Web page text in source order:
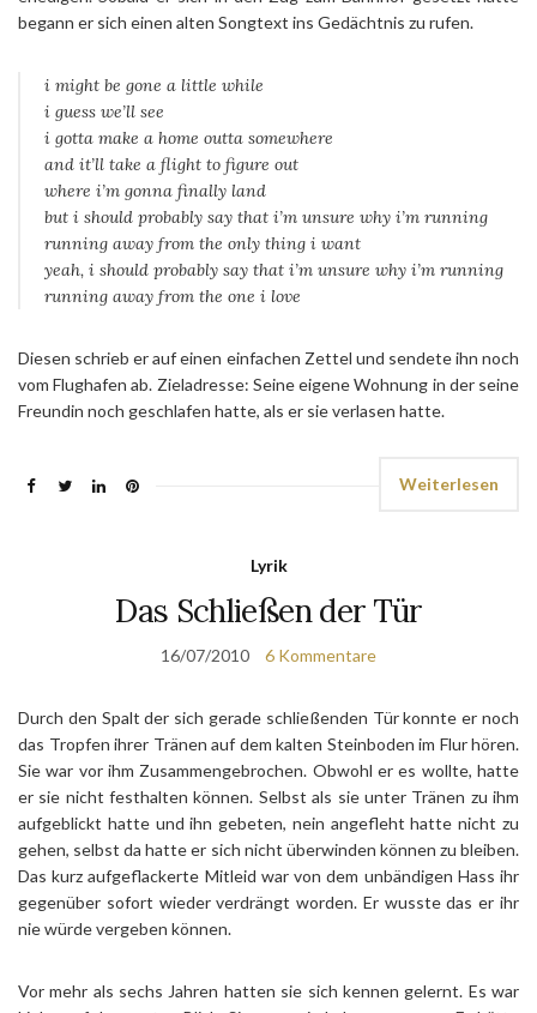
begann er sich einen alten Songtext ins Gedächtnis zu rufen.
i might be gone a little while
i guess we’ll see
i gotta make a home outta somewhere
and it’ll take a flight to figure out
where i’m gonna finally land
but i should probably say that i’m unsure why i’m running
running away from the only thing i want
yeah, i should probably say that i’m unsure why i’m running
running away from the one i love
Diesen schrieb er auf einen einfachen Zettel und sendete ihn noch
vom Flughafen ab. Zieladresse: Seine eigene Wohnung in der seine
Freundin noch geschlafen hatte, als er sie verlasen hatte.
Weiterlesen
Lyrik
Das Schließen der Tür
16/07/2010 6 Kommentare
Durch den Spalt der sich gerade schließenden Tür konnte er noch
das Tropfen ihrer Tränen auf dem kalten Steinboden im Flur hören.
Sie war vor ihm Zusammengebrochen. Obwohl er es wollte, hatte
er sie nicht festhalten können. Selbst als sie unter Tränen zu ihm
aufgeblickt hatte und ihn gebeten, nein angefleht hatte nicht zu
gehen, selbst da hatte er sich nicht überwinden können zu bleiben.
Das kurz aufgeflackerte Mitleid war von dem unbändigen Hass ihr
gegenüber sofort wieder verdrängt worden. Er wusste das er ihr
nie würde vergeben können.
Vor mehr als sechs Jahren hatten sie sich kennen gelernt. Es war